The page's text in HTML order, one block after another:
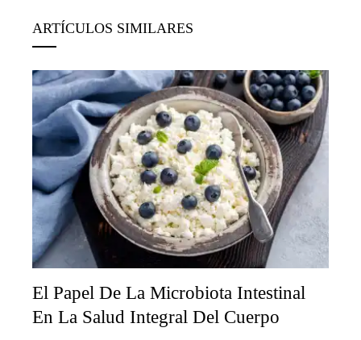
ARTÍCULOS SIMILARES
El Papel De La Microbiota Intestinal
En La Salud Integral Del Cuerpo